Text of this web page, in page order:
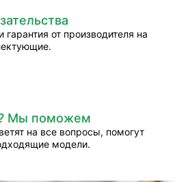
от производителя на
Мы поможем
на все вопросы, помогут
модели.